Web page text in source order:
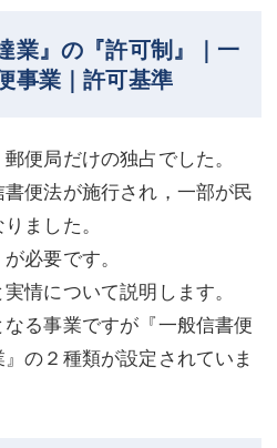
業』の『許可制』｜一
事業｜許可基準
便局だけの独占でした。
便法が施行され，一部が民
ました。
必要です。
情について説明します。
る事業ですが『一般信書便
の２種類が設定されていま